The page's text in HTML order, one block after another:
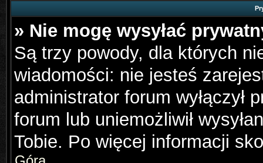
» Nie mogę wysyłać
Są trzy powody, dla których
wiadomości: nie jesteś
administrator forum wyłączył
forum lub uniemożliwił
Tobie. Po więcej informacji